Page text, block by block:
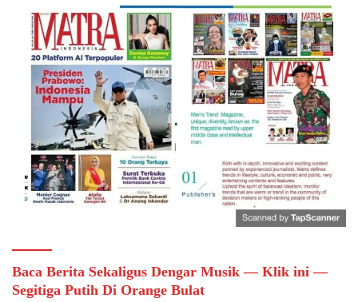
Baca Berita Sekaligus Dengar Musik — Klik ini —
Segitiga Putih Di Orange Bulat